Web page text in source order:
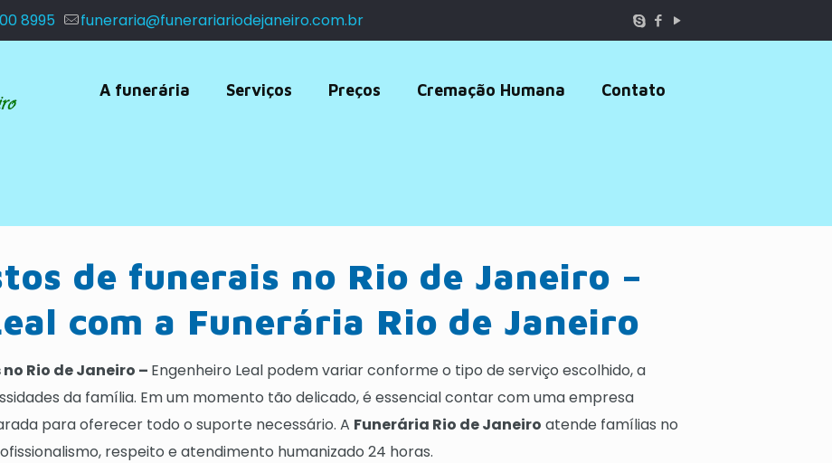
8995 funeraria@funerariariodejaneiro.com.br
A funerária Serviços Preços Cremação Humana Contato
de funerais no Rio de Janeiro –
com a Funerária Rio de Janeiro
Rio de Janeiro – Engenheiro Leal podem variar conforme o tipo de serviço escolhido, a
da família. Em um momento tão delicado, é essencial contar com uma empresa
para oferecer todo o suporte necessário. A Funerária Rio de Janeiro atende famílias no
respeito e atendimento humanizado 24 horas.